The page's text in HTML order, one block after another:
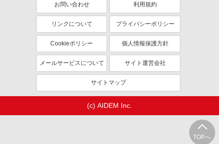
[ 面接なし ]蘇我近くの支援員★社会活動の見
守りなど
時給1600円〜2250円 ＜日払い有/週払い有/交
通費全支給(ガソリン代含む)＞
千葉市中央区【最寄駅：蘇我駅】
キープ 詳細を見る
株式会社kotrio /●SW-S-2077971
≪千葉駅≫新しく綺麗なサ高住★介護度低めで
【正社員】月給240,000〜400,000円 ・基本
週2～3日勤務OK
社会保険あり
TOPへ
お問い合わせ 利用規約
リンクについて プライバシーポリシー
Cookieポリシー 個人情報保護方針
メールサービスについて サイト運営会社
サイトマップ
(c) AIDEM Inc.